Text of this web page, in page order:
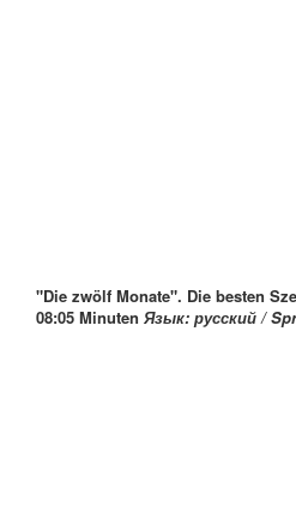
"Die zwölf Monate". Die besten
08:05 Minuten Язык: русский /